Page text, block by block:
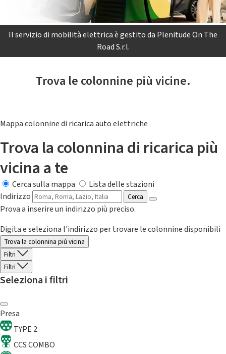
Il servizio di mobilità elettrica è gestito da Plenitude On The
Road S.r.l.
Trova le colonnine più vicine.
Mappa colonnine di ricarica auto elettriche
Trova la colonnina di ricarica più
vicina a te
Cerca sulla mappa
Lista delle stazioni
Indirizzo
Cerca
Prova a inserire un indirizzo più preciso.
Digita e seleziona l'indirizzo per trovare le colonnine disponibili
Trova la colonnina piú vicina
Filtri
Filtri
Seleziona i filtri
Presa
TYPE 2
CCS COMBO